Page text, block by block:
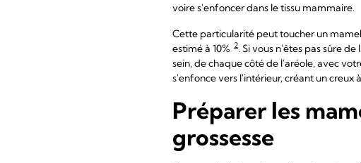
voire s'enfoncer dans le tissu mammaire.
Cette particularité peut toucher un
estimé à 10% 2. Si vous n'êtes pas sûre
sein, de chaque côté de l'aréole, avec
s'enfonce vers l'intérieur, créant un creux
Préparer les
grossesse